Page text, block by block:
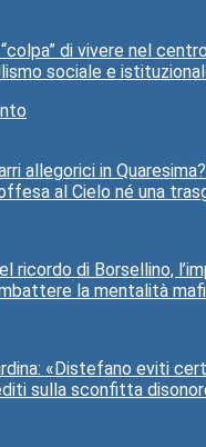
“colpa” di vivere nel
sociale e
allegorici in
al Cielo né una
ricordo di Borsellino,
la mentalità
«Distefano eviti
sulla sconfitta